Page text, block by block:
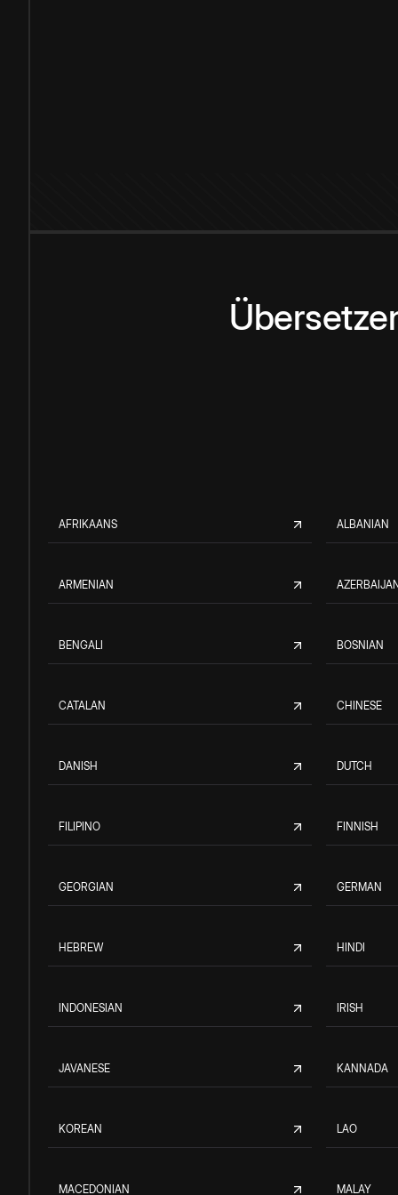
AFRIKAANS ALBANIAN
ARMENIAN
BENGALI BOSNIAN
CATALAN CHINESE
DANISH DUTCH
FILIPINO FINNISH
GEORGIAN GERMAN
HEBREW HINDI
INDONESIAN IRISH
JAVANESE KANNADA
KOREAN LAO
MACEDONIAN MALAY